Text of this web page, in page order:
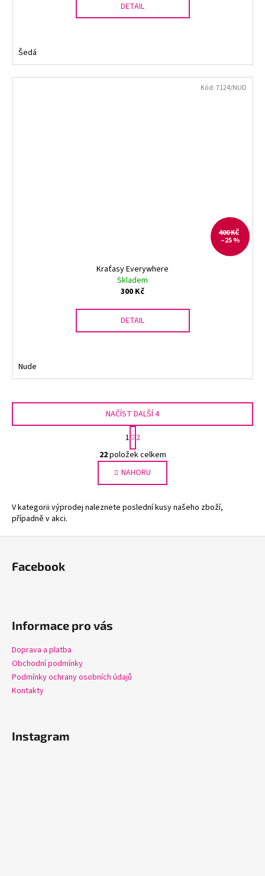
DETAIL
Šedá
400 KČ
–25 %
Kraťasy Everywhere
Skladem
300 Kč
DETAIL
Nude
Kód:7124/NUD
O
v
l
á
d
a
í
NAČÍST DALŠÍ 4
S
t
r
á
n
k
v
1
2
22položek celkem
NAHORU
V kategorii výprodej naleznete poslední kusy našeho zboží,
případně v akci.
Facebook
Informace pro vás
Doprava a platba
Obchodní podmínky
Podmínky ochrany osobních údajů
Kontakty
Instagram